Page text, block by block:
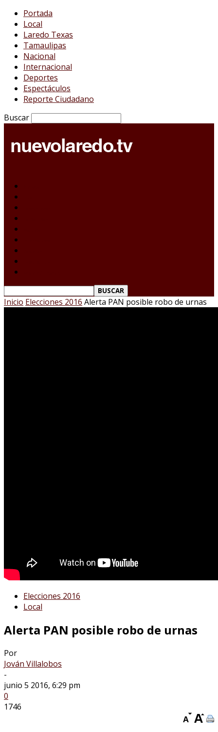
Portada
Local
Laredo Texas
Tamaulipas
Nacional
Internacional
Deportes
Espectáculos
Reporte Ciudadano
Buscar
Inicio Elecciones 2016 Alerta PAN posible robo de urnas
Elecciones 2016
Local
Alerta PAN posible robo de urnas
Por
Jován Villalobos
-
junio 5 2016, 6:29 pm
0
1746